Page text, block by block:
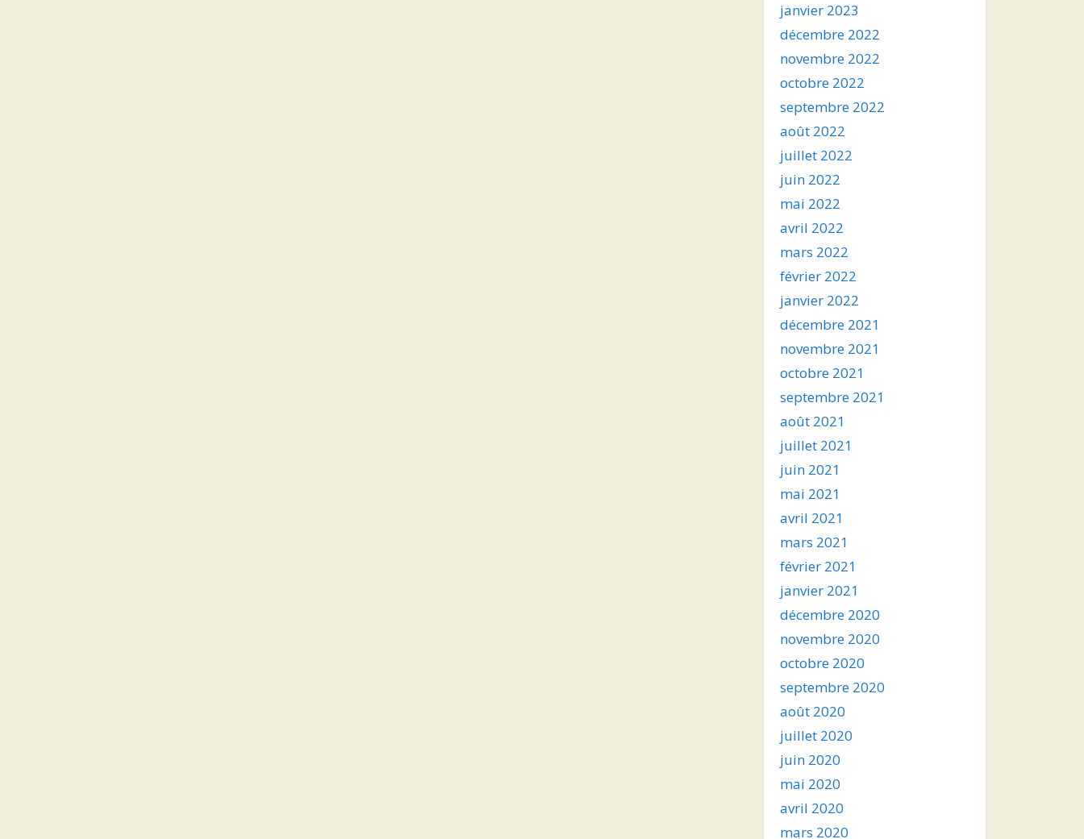
janvier 2023
décembre 2022
novembre 2022
octobre 2022
septembre 2022
août 2022
juillet 2022
juin 2022
mai 2022
avril 2022
mars 2022
février 2022
janvier 2022
décembre 2021
novembre 2021
octobre 2021
septembre 2021
août 2021
juillet 2021
juin 2021
mai 2021
avril 2021
mars 2021
février 2021
janvier 2021
décembre 2020
novembre 2020
octobre 2020
septembre 2020
août 2020
juillet 2020
juin 2020
mai 2020
avril 2020
mars 2020